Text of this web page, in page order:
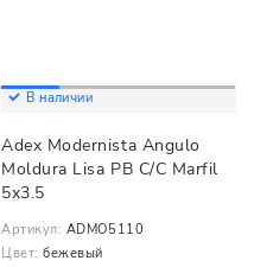
В наличии
Adex Modernista Angulo
Moldura Lisa PB C/C Marfil
5x3.5
Артикул: ADMO5110
Цвет: бежевый